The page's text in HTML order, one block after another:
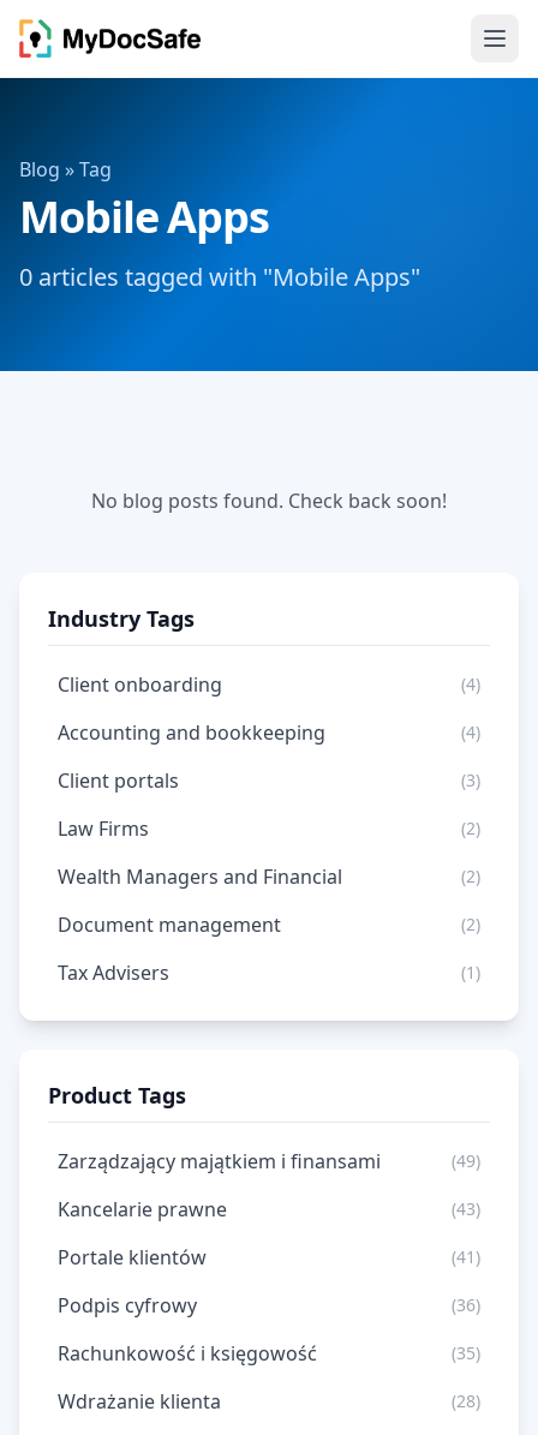
Blog » Tag
Mobile Apps
0 articles tagged with "Mobile Apps"
No blog posts found. Check back soon!
Industry Tags
Client onboarding (4)
Accounting and bookkeeping (4)
Client portals (3)
Law Firms (2)
Wealth Managers and Financial (2)
Document management (2)
Tax Advisers (1)
Product Tags
Zarządzający majątkiem i finansami (49)
Kancelarie prawne (43)
Portale klientów (41)
Podpis cyfrowy (36)
Rachunkowość i księgowość (35)
Wdrażanie klienta (28)